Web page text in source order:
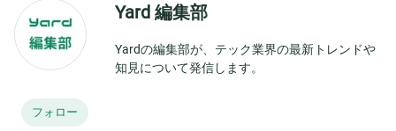
Yard 編集部
Yardの編集部が、テック業界の最新トレンドや
知見について発信します。
フォロー